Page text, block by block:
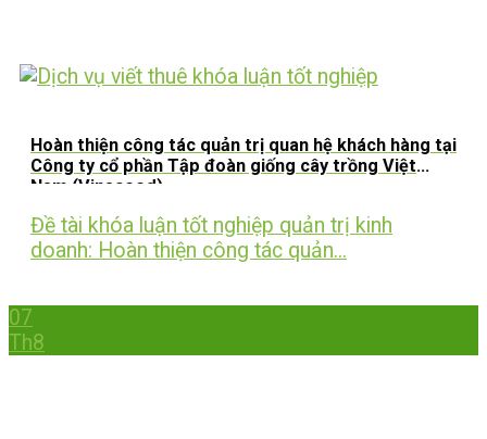
Hoàn thiện công tác quản trị quan hệ khách hàng tại
Công ty cổ phần Tập đoàn giống cây trồng Việt
Nam (Vinaseed)
Đề tài khóa luận tốt nghiệp quản trị kinh
doanh: Hoàn thiện công tác quản...
07
Th8